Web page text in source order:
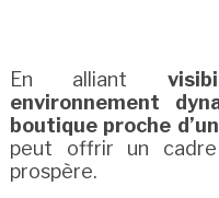
En alliant
environnement
boutique proche
peut offrir un
prospère.